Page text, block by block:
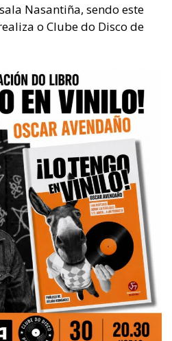
Nasantiña, sendo este
o Clube do Disco de